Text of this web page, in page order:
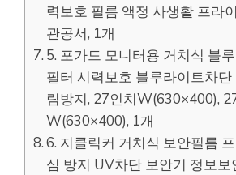
력보호 필름 액정 사생활 프라
관공서, 1개
5. 포가드 모니터용 거치식 블
필터 시력보호 블루라이트차단
림방지, 27인치W(630×400),
W(630×400), 1개
6. 지클릭커 거치식 보안필름
심 방지 UV차단 보안기 정보보